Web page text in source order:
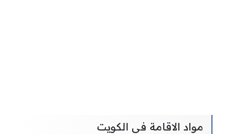
مواد الاقامة في الكويت